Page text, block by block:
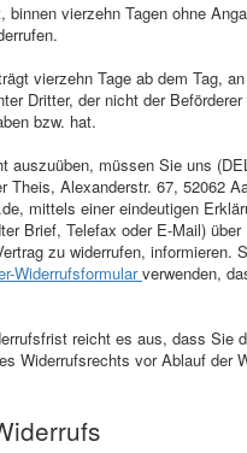
binnen vierzehn Tagen ohne
vierzehn Tage ab dem Tag,
Dritter, der nicht der
bzw. hat.
auszuüben, müssen Sie uns
Theis, Alexanderstr. 67, 52062
mittels einer eindeutigen
Brief, Telefax oder E-Mail) über
zu widerrufen, informieren.
Widerrufsformularverwenden,
reicht es aus, dass Sie
Widerrufsrechts vor Ablauf der